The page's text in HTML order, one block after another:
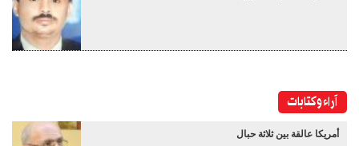
آراء وكتابات
أمريكا عالقة بين ثلاثة حبال